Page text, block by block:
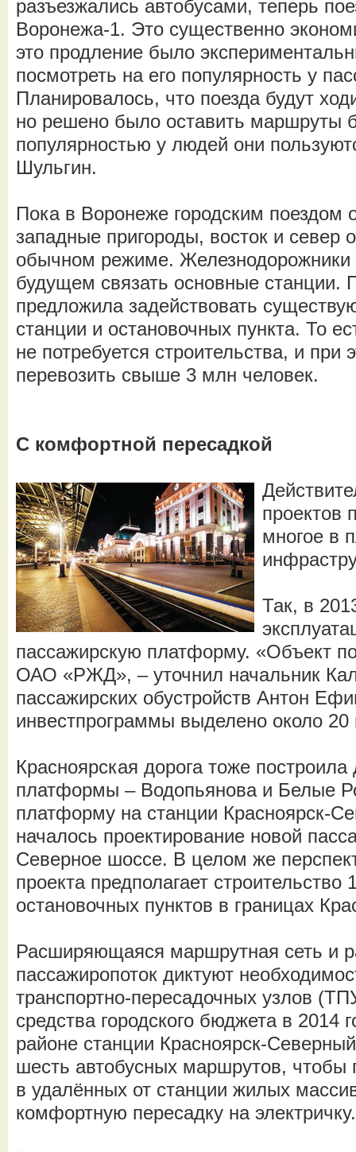
разъезжались автобусами, теперь
Воронежа-1. Это существенно
это продление было
посмотреть на его популярность у
Планировалось, что поезда будут
но решено было оставить маршруты
популярностью у людей они
Шульгин.
Пока в Воронеже городским поездом
западные пригороды, восток и север
обычном режиме. Железнодорожники
будущем связать основные
предложила задействовать
станции и остановочных пункта. То
не потребуется строительства, и при
перевозить свыше 3 млн человек.
С комфортной пересадкой
проектов
многое в
Так, в
пассажирскую платформу. «Объект
ОАО «РЖД», – уточнил начальник
пассажирских обустройств Антон
инвестпрограммы выделено около
Красноярская дорога тоже
платформы – Водопьянова и Белые
платформу на станции Красноярск-
началось проектирование новой
Северное шоссе. В целом же
проекта предполагает
остановочных пунктов в границах
Расширяющаяся маршрутная сеть и
пассажиропоток диктуют
транспортно-пересадочных узлов
средства городского бюджета в 2014
районе станции Красноярск-
шесть автобусных маршрутов,
в удалённых от станции жилых
комфортную пересадку на электричку.